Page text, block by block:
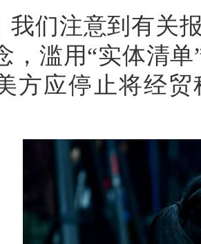
我们注意到有关
，滥用“实体清
方应停止将经